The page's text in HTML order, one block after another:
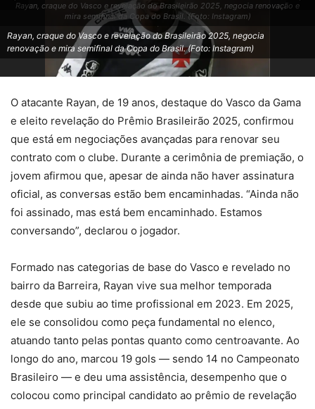
Rayan, craque do Vasco e revelação do Brasileirão 2025, negocia renovação e
mira semifinal da Copa do Brasil. (Foto: Instagram)
Rayan, craque do Vasco e revelação do Brasileirão 2025, negocia
renovação e mira semifinal da Copa do Brasil. (Foto: Instagram)
O atacante Rayan, de 19 anos, destaque do Vasco da Gama
e eleito revelação do Prêmio Brasileirão 2025, confirmou
que está em negociações avançadas para renovar seu
contrato com o clube. Durante a cerimônia de premiação, o
jovem afirmou que, apesar de ainda não haver assinatura
oficial, as conversas estão bem encaminhadas. “Ainda não
foi assinado, mas está bem encaminhado. Estamos
conversando”, declarou o jogador.
Formado nas categorias de base do Vasco e revelado no
bairro da Barreira, Rayan vive sua melhor temporada
desde que subiu ao time profissional em 2023. Em 2025,
ele se consolidou como peça fundamental no elenco,
atuando tanto pelas pontas quanto como centroavante. Ao
longo do ano, marcou 19 gols — sendo 14 no Campeonato
Brasileiro — e deu uma assistência, desempenho que o
colocou como principal candidato ao prêmio de revelação